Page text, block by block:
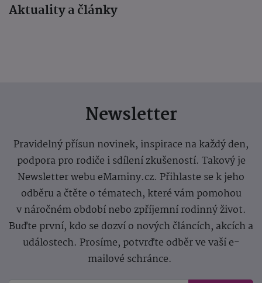
Aktuality a články
Newsletter
Pravidelný přísun novinek, inspirace na každý den,
podpora pro rodiče i sdílení zkušeností. Takový je
Newsletter webu eMaminy.cz. Přihlaste se k jeho
odběru a čtěte o tématech, které vám pomohou
v náročném období nebo zpříjemní rodinný život.
Buďte první, kdo se dozví o nových článcích, akcích a
událostech. Prosíme, potvrďte odběr ve vaší e-
mailové schránce.